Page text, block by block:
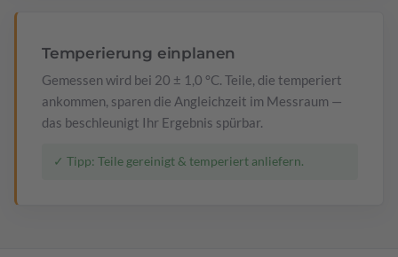
Temperierung einplanen
Gemessen wird bei 20 ± 1,0 °C. Teile, die temperiert
ankommen, sparen die Angleichzeit im Messraum —
das beschleunigt Ihr Ergebnis spürbar.
✓ Tipp: Teile gereinigt & temperiert anliefern.